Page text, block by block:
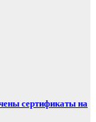
сертификаты на